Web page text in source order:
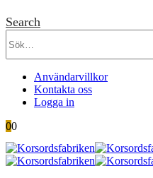
Search
Användarvillkor
Kontakta oss
Logga in
00